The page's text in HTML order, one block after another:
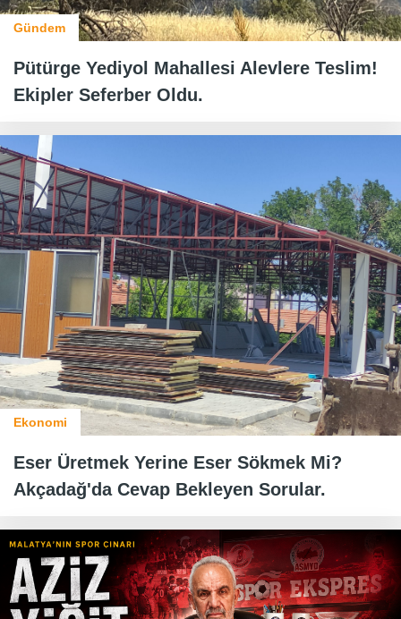
Gündem
Pütürge Yediyol Mahallesi Alevlere Teslim!
Ekipler Seferber Oldu.
Ekonomi
Eser Üretmek Yerine Eser Sökmek Mi?
Akçadağ'da Cevap Bekleyen Sorular.